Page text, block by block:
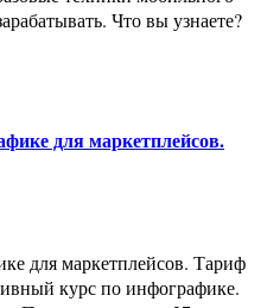
Что вы узнаете?
для маркетплейсов.
курс по инфографике.